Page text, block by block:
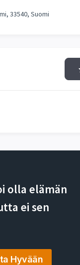
33540, Suomi
olla elämän
ei sen
Hyvään